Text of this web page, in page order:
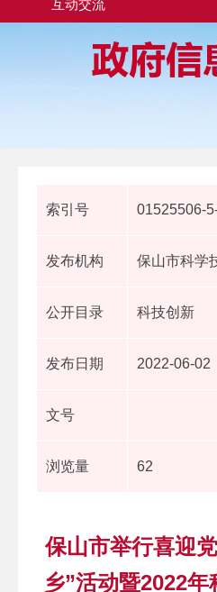
互动交流
索引号 01525506-
发布机构 保山市科学
公开目录 科技创新
发布日期 2022-06-02
文号
浏览量 62
保山市举行喜迎
乡”活动暨2022